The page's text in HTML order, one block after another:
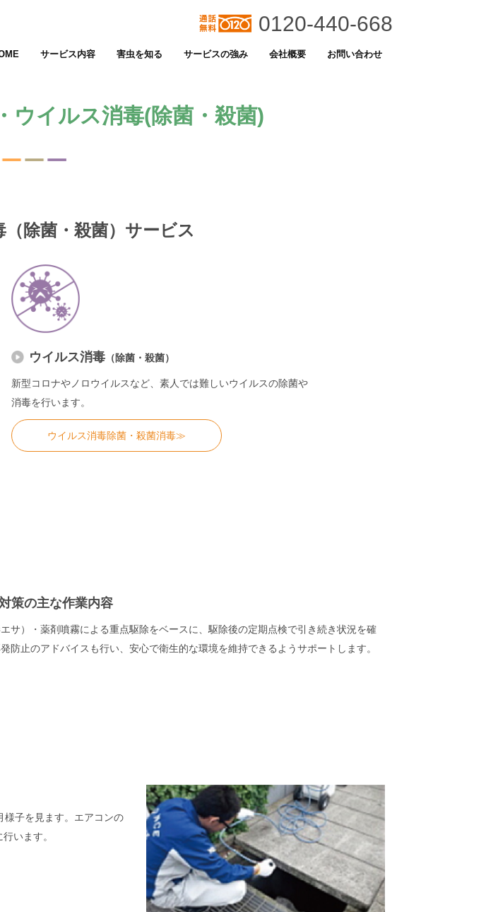
0120-440-668
サービス内容 害虫を知る サービスの強み 会社概要 お問い合わせ
ウイルス消毒(除菌・殺菌)
除菌・殺菌）サービス
ウイルス消毒 （除菌・殺菌）
新型コロナやノロウイルスなど、素人では難しいウイルスの除菌や
消毒を行います。
ウイルス消毒除菌・殺菌消毒≫
策の主な作業内容
サ）・薬剤噴霧による重点駆除をベースに、駆除後の定期点検で引き続き状況を確
防止のアドバイスも行い、安心で衛生的な環境を維持できるようサポートします。
様子を見ます。エアコンの
います。